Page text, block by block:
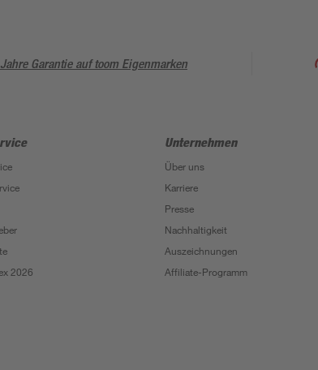
Garantie auf toom Eigenmarken
2026
Unternehmen
Über uns
Karriere
Presse
Nachhaltigkeit
Auszeichnungen
Affiliate-Programm